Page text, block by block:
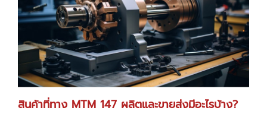
สินค้าที่ทาง MTM 147 ผลิตและขายส่งมีอะไรบ้าง?